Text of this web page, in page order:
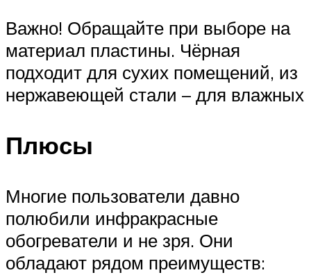
Важно! Обращайте при выборе на
материал пластины. Чёрная
подходит для сухих помещений, из
нержавеющей стали – для влажных
Плюсы
Многие пользователи давно
полюбили инфракрасные
обогреватели и не зря. Они
обладают рядом преимуществ: